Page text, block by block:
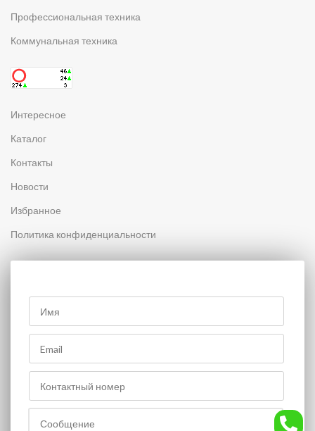
Профессиональная техника
Коммунальная техника
Интересное
Каталог
Контакты
Новости
Избранное
Политика конфиденциальности